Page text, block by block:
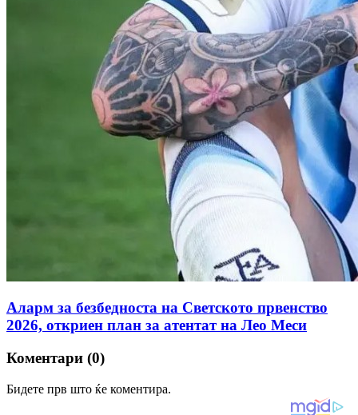
Аларм за безбедноста на Светското првенство
2026, откриен план за атентат на Лео Меси
Коментари (0)
Бидете прв што ќе коментира.